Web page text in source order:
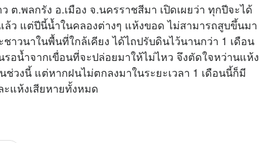
M
u
t
e
ต.พลกรัง อ.เมือง จ.นครราชสีมา เปิดเผยว่า ทุกปีจะได้
ว แต่ปีนี้น้ำในคลองต่างๆ แห้งขอด ไม่สามารถสูบขึ้นมา
าวนาในพื้นที่ใกล้เคียง ได้ไถปรับดินไว้นานกว่า 1 เดือน
อน้ำจากเขื่อนที่จะปล่อยมาให้ไม่ไหว จึงตัดใจหว่านแห้ง
ช่วงนี้ แต่หากฝนไม่ตกลงมาในระยะเวลา 1 เดือนนี้ก็มี
ะแห้งเสียหายทั้งหมด